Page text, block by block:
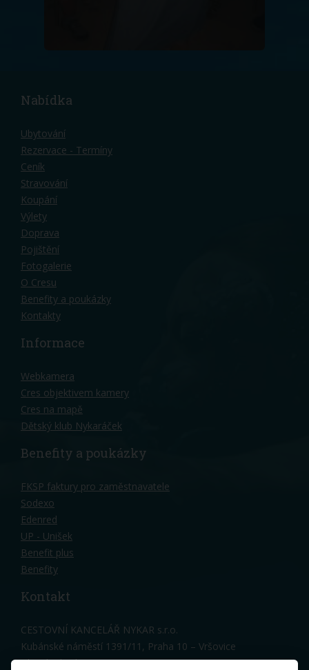
Nabídka
Ubytování
Rezervace - Termíny
Ceník
Stravování
Koupání
Výlety
Doprava
Pojištění
Fotogalerie
O Cresu
Benefity a poukázky
Kontakty
Informace
Webkamera
Cres objektivem kamery
Cres na mapě
Dětský klub Nykaráček
Benefity a poukázky
FKSP faktury pro zaměstnavatele
Sodexo
Edenred
UP - Unišek
Benefit plus
Benefity
Kontakt
CESTOVNÍ KANCELÁŘ NYKAR s.r.o.
Kubánské náměstí 1391/11, Praha 10 – Vršovice
Hlavní vchod, 3 patro